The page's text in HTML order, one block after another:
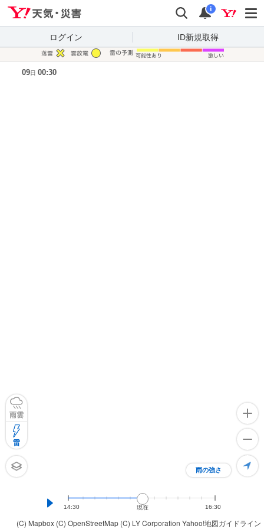
検索 通知
i
ログイン ID新規取得
(C) Mapbox (C) OpenStreetMap (C) LY Corporation Yahoo!地図ガイドライン
雨の強さ
雨雲
雷
14:30 現在 16:30
09日 00:30